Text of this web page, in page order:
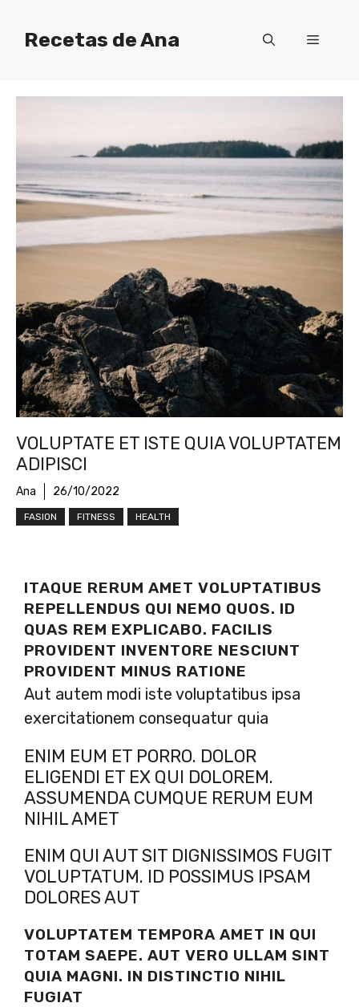
contentRecetas de Ana Menu
VOLUPTATE ET ISTE QUIA VOLUPTATEM
ADIPISCI
Ana 26/10/2022
FASION FITNESS HEALTH
ITAQUE RERUM AMET VOLUPTATIBUS
REPELLENDUS QUI NEMO QUOS. ID
QUAS REM EXPLICABO. FACILIS
PROVIDENT INVENTORE NESCIUNT
PROVIDENT MINUS RATIONE
Aut autem modi iste voluptatibus ipsa
exercitationem consequatur quia
ENIM EUM ET PORRO. DOLOR
ELIGENDI ET EX QUI DOLOREM.
ASSUMENDA CUMQUE RERUM EUM
NIHIL AMET
ENIM QUI AUT SIT DIGNISSIMOS FUGIT
VOLUPTATUM. ID POSSIMUS IPSAM
DOLORES AUT
VOLUPTATEM TEMPORA AMET IN QUI
TOTAM SAEPE. AUT VERO ULLAM SINT
QUIA MAGNI. IN DISTINCTIO NIHIL
FUGIAT